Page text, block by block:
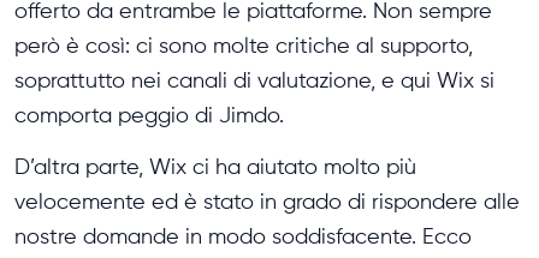
offerto da entrambe le piattaforme. Non sempre
però è così: ci sono molte critiche al supporto,
soprattutto nei canali di valutazione, e qui Wix si
comporta peggio di Jimdo.
D’altra parte, Wix ci ha aiutato molto più
velocemente ed è stato in grado di rispondere alle
nostre domande in modo soddisfacente. Ecco